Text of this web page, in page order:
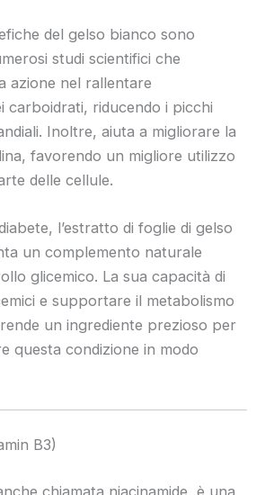
del gelso bianco sono
studi scientifici che
azione nel rallentare
carboidrati, riducendo i picchi
Inoltre, aiuta a migliorare la
favorendo un migliore utilizzo
delle cellule.
l’estratto di foglie di gelso
un complemento naturale
glicemico. La sua capacità di
e supportare il metabolismo
un ingrediente prezioso per
questa condizione in modo
B3)
chiamata niacinamide, è una